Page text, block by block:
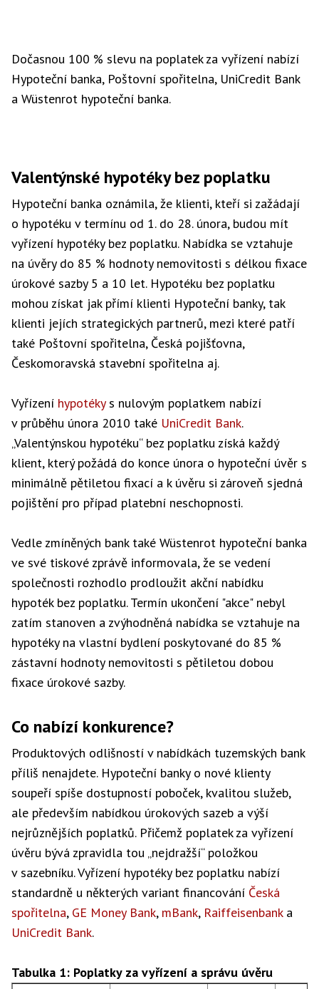
Dočasnou 100 % slevu na poplatek za vyřízení nabízí
Hypoteční banka, Poštovní spořitelna, UniCredit Bank
a Wüstenrot hypoteční banka.
Valentýnské hypotéky bez poplatku
Hypoteční banka oznámila, že klienti, kteří si zažádají
o hypotéku v termínu od 1. do 28. února, budou mít
vyřízení hypotéky bez poplatku. Nabídka se vztahuje
na úvěry do 85 % hodnoty nemovitosti s délkou fixace
úrokové sazby 5 a 10 let. Hypotéku bez poplatku
mohou získat jak přímí klienti Hypoteční banky, tak
klienti jejích strategických partnerů, mezi které patří
také Poštovní spořitelna, Česká pojišťovna,
Českomoravská stavební spořitelna aj.
Vyřízení hypotékys nulovým poplatkem nabízí
v průběhu února 2010 také UniCredit Bank.
„Valentýnskou hypotéku“ bez poplatku získá každý
klient, který požádá do konce února o hypoteční úvěr s
minimálně pětiletou fixací a k úvěru si zároveň sjedná
pojištění pro případ platební neschopnosti.
Vedle zmíněných bank také Wüstenrot hypoteční banka
ve své tiskové zprávě informovala, že se vedení
společnosti rozhodlo prodloužit akční nabídku
hypoték bez poplatku. Termín ukončení "akce" nebyl
zatím stanoven a zvýhodněná nabídka se vztahuje na
hypotéky na vlastní bydlení poskytované do 85 %
zástavní hodnoty nemovitosti s pětiletou dobou
fixace úrokové sazby.
Co nabízí konkurence?
Produktových odlišností v nabídkách tuzemských bank
příliš nenajdete. Hypoteční banky o nové klienty
soupeří spíše dostupností poboček, kvalitou služeb,
ale především nabídkou úrokových sazeb a výší
nejrůznějších poplatků. Přičemž poplatek za vyřízení
úvěru bývá zpravidla tou „nejdražší“ položkou
v sazebníku. Vyřízení hypotéky bez poplatku nabízí
standardně u některých variant financování Česká
spořitelna, GE Money Bank, mBank, Raiffeisenbanka
UniCredit Bank.
Tabulka 1: Poplatky za vyřízení a správu úvěru